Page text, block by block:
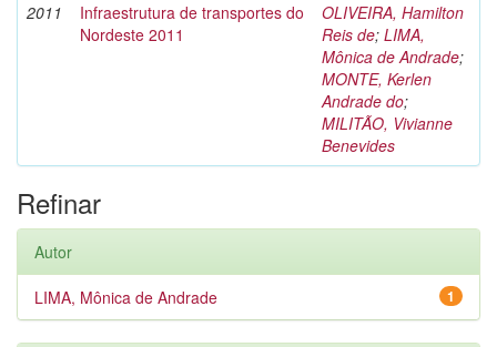
2011
Infraestrutura de transportes do
Nordeste 2011
OLIVEIRA, Hamilton
Reis de; LIMA,
Mônica de Andrade;
MONTE, Kerlen
Andrade do;
MILITÃO, Vivianne
Benevides
Refinar
Autor
1
LIMA, Mônica de Andrade